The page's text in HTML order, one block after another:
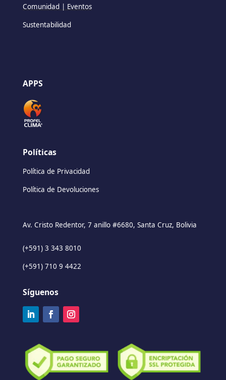
Comunidad | Eventos
Sustentabilidad
APPS
Políticas
Política de Privacidad
Política de Devoluciones
Av. Cristo Redentor, 7 anillo #6680, Santa Cruz, Bolivia
(+591) 3 343 8010
(+591) 710 9 4422
Síguenos